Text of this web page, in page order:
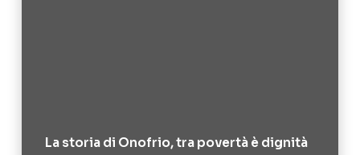
La storia di Onofrio, tra povertà è dignità